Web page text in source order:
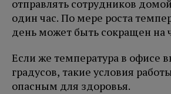
отправлять сотрудников
один час. По мере роста
день может быть сокращен на
Если же температура в офисе
градусов, такие условия
опасным для здоровья.